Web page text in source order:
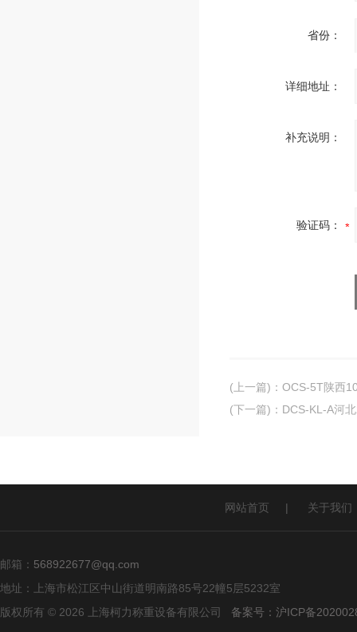
省份：
详细地址：
补充说明：
验证码：
(上一篇) ： OCS-5T陕西
(下一篇) ： DCS-KL-A河
网站首页 | 关于我们
邮箱： 568922677@qq.com
地址：上海市松江区中山街道明南路85号22幢5层5232室
版权所有 © 2026 上海柯力称重设备有限公司 备案号：沪ICP备